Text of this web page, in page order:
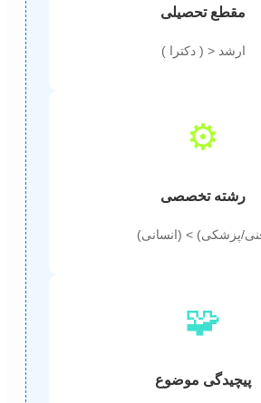
مقطع تحصیلی
ارشد < ( دکترا )
⚙️
رشته تخصصی
پزشکی) > (انسانی)
🧩
پیچیدگی موضوع